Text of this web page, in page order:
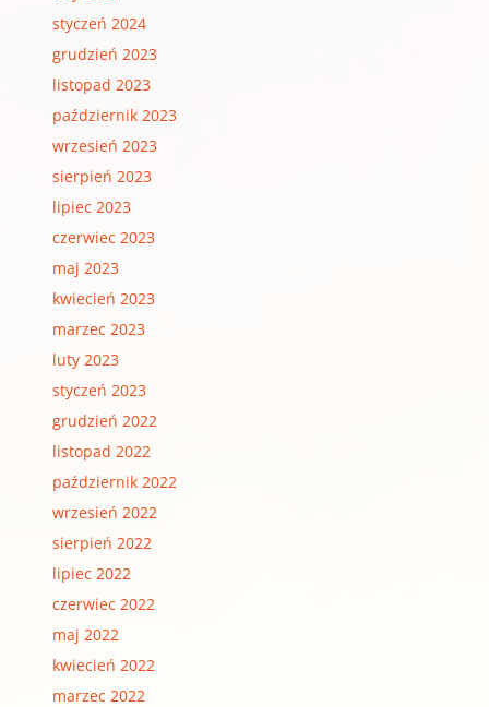
styczeń 2024
grudzień 2023
listopad 2023
październik 2023
wrzesień 2023
sierpień 2023
lipiec 2023
czerwiec 2023
maj 2023
kwiecień 2023
marzec 2023
luty 2023
styczeń 2023
grudzień 2022
listopad 2022
październik 2022
wrzesień 2022
sierpień 2022
lipiec 2022
czerwiec 2022
maj 2022
kwiecień 2022
marzec 2022